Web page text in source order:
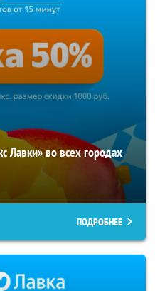
Лавки» во всех городах
ПОДРОБНЕЕ